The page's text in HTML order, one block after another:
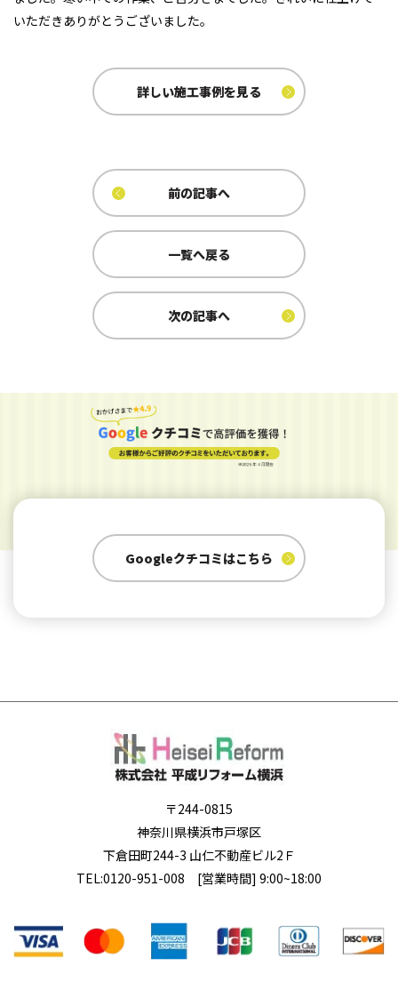
いただきありがとうございました。
詳しい施工事例を見る
前の記事へ
一覧へ戻る
次の記事へ
Googleクチコミはこちら
〒244-0815
神奈川県横浜市戸塚区
下倉田町244-3 山仁不動産ビル2Ｆ
TEL:0120-951-008 [営業時間] 9:00~18:00